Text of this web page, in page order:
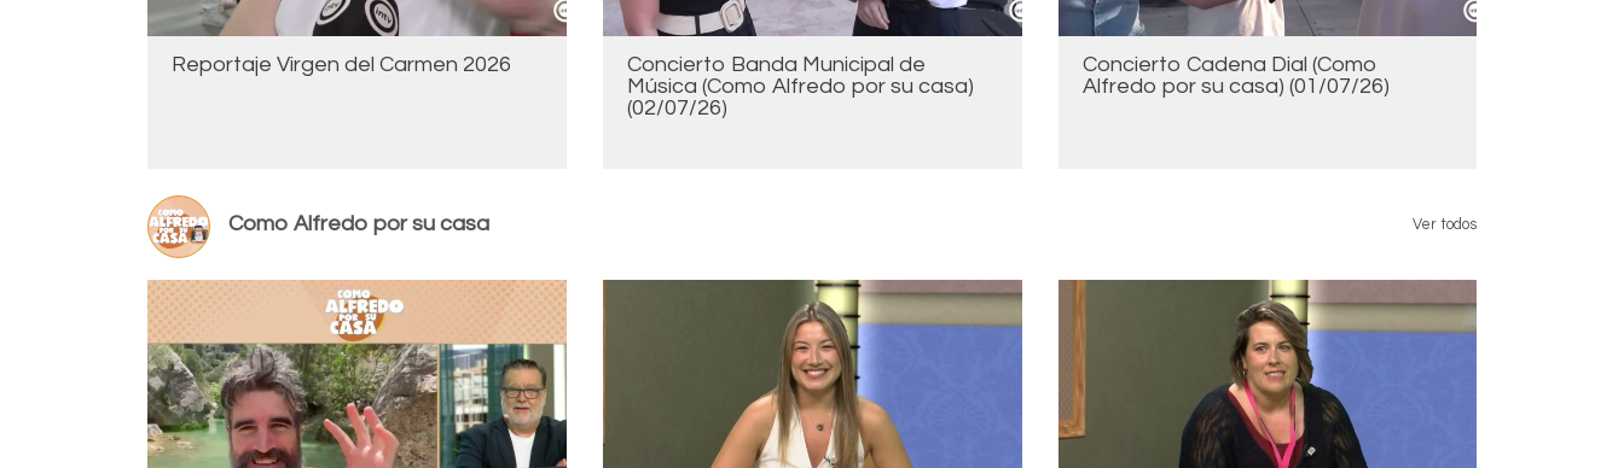
Reportaje Virgen del Carmen 2026
Concierto Banda Municipal de
Música (Como Alfredo por su casa)
(02/07/26)
Concierto Cadena Dial (Como
Alfredo por su casa) (01/07/26)
Ver todos
Como Alfredo por su casa